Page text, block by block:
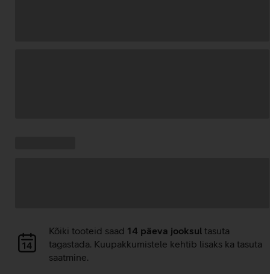
Andmete
laadimine
Kõiki tooteid saad 14 päeva jooksul tasuta
tagastada. Kuupakkumistele kehtib lisaks ka tasuta
saatmine.